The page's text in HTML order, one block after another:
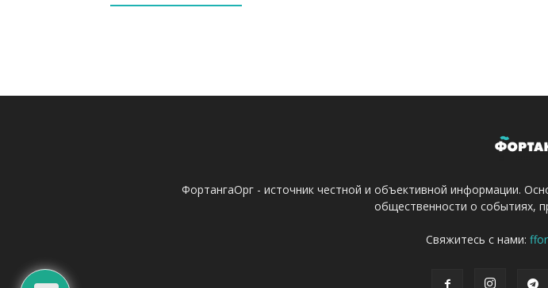
ФортангаОрг - источник честной и объективной информации.
общественности о событиях,
Свяжитесь с нами: